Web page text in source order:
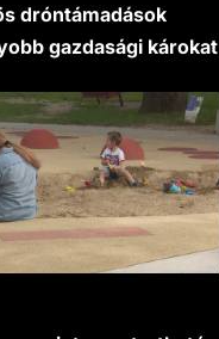
dróntámadások
gazdasági károkat